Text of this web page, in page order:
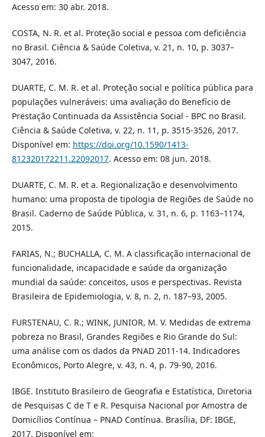
Acesso em: 30 abr. 2018.
COSTA, N. R. et al. Proteção social e pessoa com deficiência
no Brasil. Ciência & Saúde Coletiva, v. 21, n. 10, p. 3037–
3047, 2016.
DUARTE, C. M. R. et al. Proteção social e política pública para
populações vulneráveis: uma avaliação do Benefício de
Prestação Continuada da Assistência Social - BPC no Brasil.
Ciência & Saúde Coletiva, v. 22, n. 11, p. 3515-3526, 2017.
Disponível em: https://doi.org/10.1590/1413-
812320172211.22092017. Acesso em: 08 jun. 2018.
DUARTE, C. M. R. et a. Regionalização e desenvolvimento
humano: uma proposta de tipologia de Regiões de Saúde no
Brasil. Caderno de Saúde Pública, v. 31, n. 6, p. 1163–1174,
2015.
FARIAS, N.; BUCHALLA, C. M. A classificação internacional de
funcionalidade, incapacidade e saúde da organização
mundial da saúde: conceitos, usos e perspectivas. Revista
Brasileira de Epidemiologia, v. 8, n. 2, n. 187–93, 2005.
FURSTENAU, C. R.; WINK, JUNIOR, M. V. Medidas de extrema
pobreza no Brasil, Grandes Regiões e Rio Grande do Sul:
uma análise com os dados da PNAD 2011-14. Indicadores
Econômicos, Porto Alegre, v. 43, n. 4, p. 79-90, 2016.
IBGE. Instituto Brasileiro de Geografia e Estatística, Diretoria
de Pesquisas C de T e R. Pesquisa Nacional por Amostra de
Domicílios Contínua – PNAD Contínua. Brasília, DF: IBGE,
2017. Disponível em: